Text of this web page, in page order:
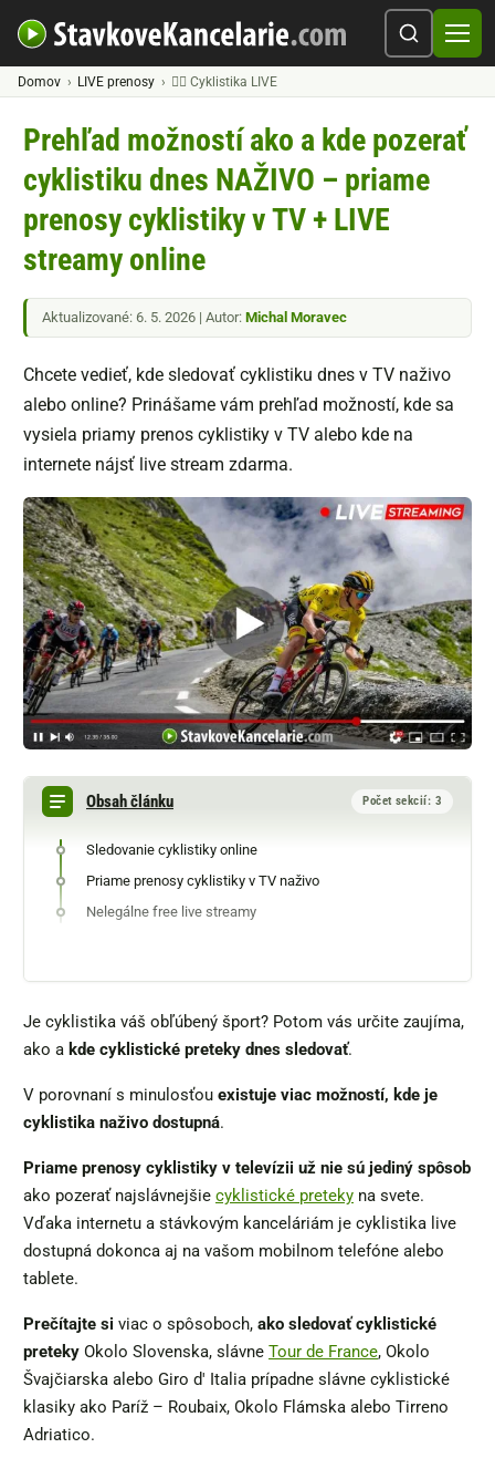
Domov LIVE prenosy 🚴‍♂️ Cyklistika LIVE
Prehľad možností ako a kde pozerať
cyklistiku dnes NAŽIVO – priame
prenosy cyklistiky v TV + LIVE
streamy online
Aktualizované: 6. 5. 2026 | Autor: Michal Moravec
Chcete vedieť, kde sledovať cyklistiku dnes v TV naživo
alebo online? Prinášame vám prehľad možností, kde sa
vysiela priamy prenos cyklistiky v TV alebo kde na
internete nájsť live stream zdarma.
Obsah článku Počet sekcií: 3
Sledovanie cyklistiky online
Priame prenosy cyklistiky v TV naživo
Nelegálne free live streamy
Je cyklistika váš obľúbený šport? Potom vás určite zaujíma,
ako a kde cyklistické preteky dnes sledovať.
V porovnaní s minulosťou existuje viac možností, kde je
cyklistika naživo dostupná.
Priame prenosy cyklistiky v televízii už nie sú jediný spôsob
ako pozerať najslávnejšie cyklistické preteky na svete.
Vďaka internetu a stávkovým kanceláriám je cyklistika live
dostupná dokonca aj na vašom mobilnom telefóne alebo
tablete.
Prečítajte si viac o spôsoboch, ako sledovať cyklistické
preteky Okolo Slovenska, slávne Tour de France, Okolo
Švajčiarska alebo Giro d' Italia prípadne slávne cyklistické
klasiky ako Paríž – Roubaix, Okolo Flámska alebo Tirreno
Adriatico.